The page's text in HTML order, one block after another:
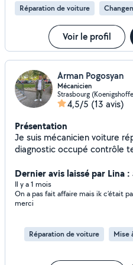
Réparation de voiture
Voir le profil
Arman Pogosyan
Mécanicien
Strasbourg
4,5/5 (13 avis)
Présentation
Je suis mécanicien voiture
diagnostic occupé contrôle
Dernier avis laissé par Lina
Il y a 1 mois
On a pas fait affaire mais ik c’était
merci
Réparation de voiture Mise